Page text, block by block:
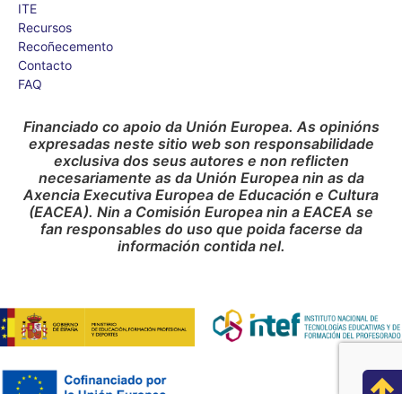
ITE
Recursos
Recoñecemento
Contacto
FAQ
Financiado co apoio da Unión Europea. As opinións
expresadas neste sitio web son responsabilidade
exclusiva dos seus autores e non reflicten
necesariamente as da Unión Europea nin as da
Axencia Executiva Europea de Educación e Cultura
(EACEA). Nin a Comisión Europea nin a EACEA se
fan responsables do uso que poida facerse da
información contida nel.